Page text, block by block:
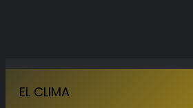
EL CLIMA